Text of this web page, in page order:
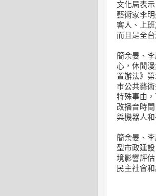
文化局表
藝術家李
客人、上
而且是全
簡余晏、
心，休閒
置辦法》
市公共藝
特殊事由
改播音時
與機器人
簡余晏、
型市政建
境影響評
民主社會